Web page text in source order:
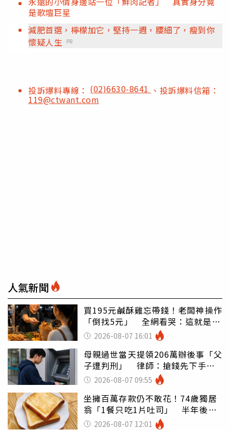
是歌壇巨星
減肥首選，檸檬加它，堅持一週，腰細了，瘦到你
懷疑人生 PR
投訴爆料專線： (02)6630-8641 、投訴爆料信箱：
119@ctwant.com
人氣新聞
買195元鹹酥雞忘帶錢！老闆神操作
「倒找5元」 全網看哭：這就是台
灣 2026-08-07 16:01
母親過世當天提領206萬辦後事「父
子遭判刑」 律師：搶錢先下手是
罪 2026-08-07 09:55
坐擁百萬存款仍不敢花！74歲獨居
翁「1餐只吃1片吐司」 半年後暴
瘦嚇壞女兒
2026-08-07 12:01